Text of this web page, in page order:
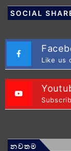
SOCIAL
Like us
නවතම